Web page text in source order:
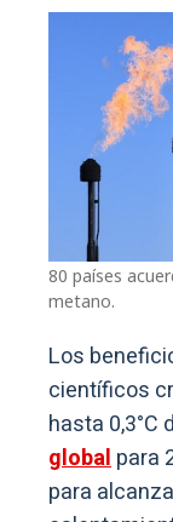
80 países
metano.
Los
científicos
hasta 0,3°C
globalpara
para